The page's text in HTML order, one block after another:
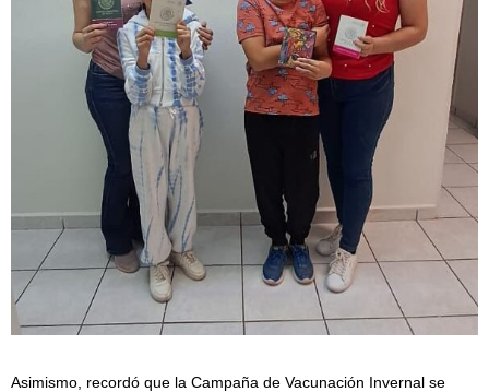
Asimismo, recordó que la Campaña de Vacunación Invernal se